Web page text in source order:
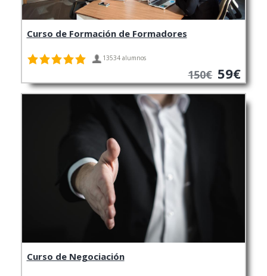
Curso de Formación de Formadores
13534 alumnos
150€ 59€
Curso de Negociación